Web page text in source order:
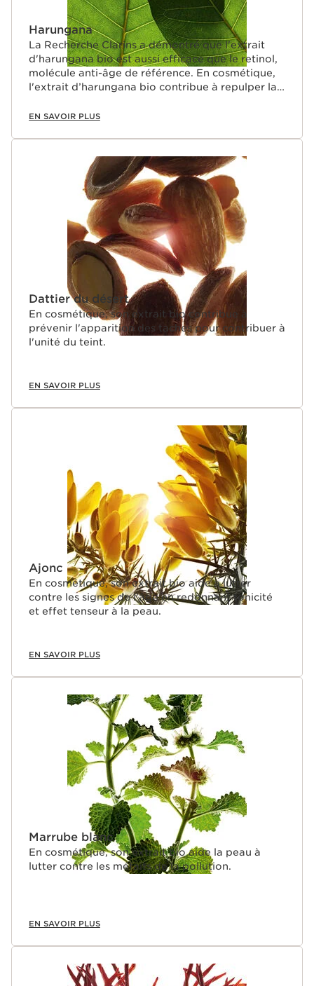
Harungana
La Recherche Clarins a démontré que l'extrait
d'harungana bio est aussi efficace que le retinol,
molécule anti-âge de référence. En cosmétique,
l'extrait d’harungana bio contribue à repulper la
EN SAVOIR PLUS
Dattier du désert
En cosmétique, son extrait bio contribue à
prévenir l'apparition des taches pour contribuer à
l'unité du teint.
EN SAVOIR PLUS
Ajonc
En cosmétique, son extrait bio aide à lutter
contre les signes de l’âge en redonnant tonicité
et effet tenseur à la peau.
EN SAVOIR PLUS
Marrube blanc
En cosmétique, son extrait bio aide la peau à
lutter contre les méfaits de la pollution.
EN SAVOIR PLUS